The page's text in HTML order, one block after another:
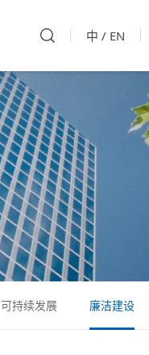
中 / EN
可持续发展 廉洁建设